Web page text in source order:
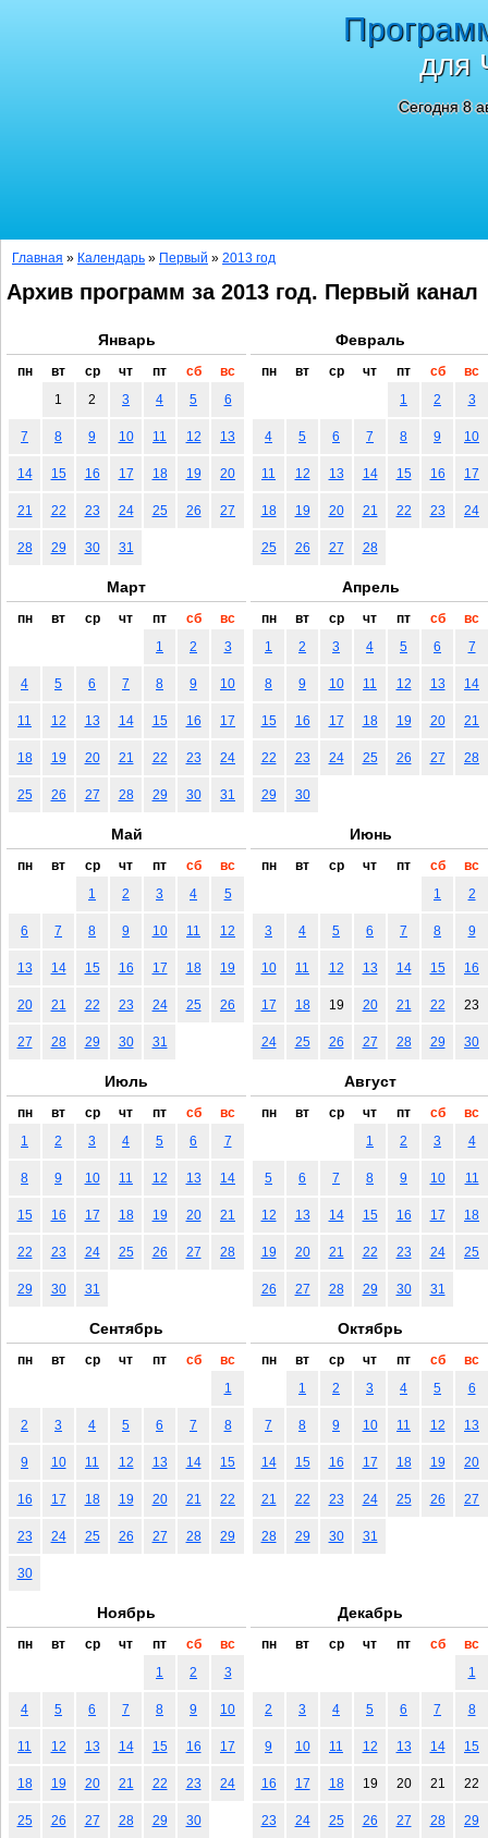
для
Сегодня 8
Главная » Календарь » Первый » 2013 год
Архив программ за 2013 год. Первый канал
Январь
пн вт ср чт пт сб
вс
1
2 3 4 5 6
7 8 9 10 11 12 13
14 15 16 17 18 19 20
21 22 23 24 25 26 27
28 29 30 31
Февраль
пн вт ср чт пт сб
вс
1
2 3
4 5 6 7 8 9 10
11 12 13 14 15 16 17
18 19 20 21 22 23 24
25 26 27 28
Март
пн вт ср чт пт сб
вс
1
2 3
4 5 6 7 8 9 10
11 12 13 14 15 16 17
18 19 20 21 22 23 24
25 26 27 28 29 30 31
Апрель
пн вт ср чт пт сб
вс
1
2 3 4 5 6 7
8 9 10 11 12 13 14
15 16 17 18 19 20 21
22 23 24 25 26 27 28
29 30
Май
пн вт ср чт пт сб
вс
1
2 3 4 5
6 7 8 9 10 11 12
13 14 15 16 17 18 19
20 21 22 23 24 25 26
27 28 29 30 31
Июнь
пн вт ср чт пт сб
вс
1
2
3 4 5 6 7 8 9
10 11 12 13 14 15 16
17 18 19 20 21 22 23
24 25 26 27 28 29 30
Июль
пн вт ср чт пт сб
вс
1
2 3 4 5 6 7
8 9 10 11 12 13 14
15 16 17 18 19 20 21
22 23 24 25 26 27 28
29 30 31
Август
пн вт ср чт пт сб
вс
1
2 3 4
5 6 7 8 9 10 11
12 13 14 15 16 17 18
19 20 21 22 23 24 25
26 27 28 29 30 31
Сентябрь
пн вт ср чт пт сб
вс
1
2 3 4 5 6 7 8
9 10 11 12 13 14 15
16 17 18 19 20 21 22
23 24 25 26 27 28 29
30
Октябрь
пн вт ср чт пт сб
вс
1
2 3 4 5 6
7 8 9 10 11 12 13
14 15 16 17 18 19 20
21 22 23 24 25 26 27
28 29 30 31
Ноябрь
пн вт ср чт пт сб
вс
1
2 3
4 5 6 7 8 9 10
11 12 13 14 15 16 17
18 19 20 21 22 23 24
25 26 27 28 29 30
Декабрь
пн вт ср чт пт сб
вс
1
2 3 4 5 6 7 8
9 10 11 12 13 14 15
16 17 18 19 20 21 22
23 24 25 26 27 28 29